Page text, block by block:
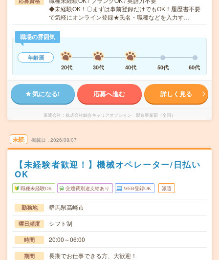
◆未経験OK！〇まずは事前登録だけでもOK！履歴書不要
で気軽にオンライン登録★氏名・職種などを入力す…
職場の雰囲気
年齢層
20代
30代 40代 50代 60代
気になる! 応募へ進む 詳しく見る
派遣会社 株式会社綜合キャリアオプション 製造事業部（全国）
未読 掲載日 2026/08/07
【未経験者歓迎！】機械オペレーター/日払い
OK
職種未経験OK 交通費別途支給あり WEB登録OK 派遣
勤務地 群馬県高崎市
曜日頻度 シフト制
時間 20:00～06:00
期間 長期でお仕事できる方、大歓迎！